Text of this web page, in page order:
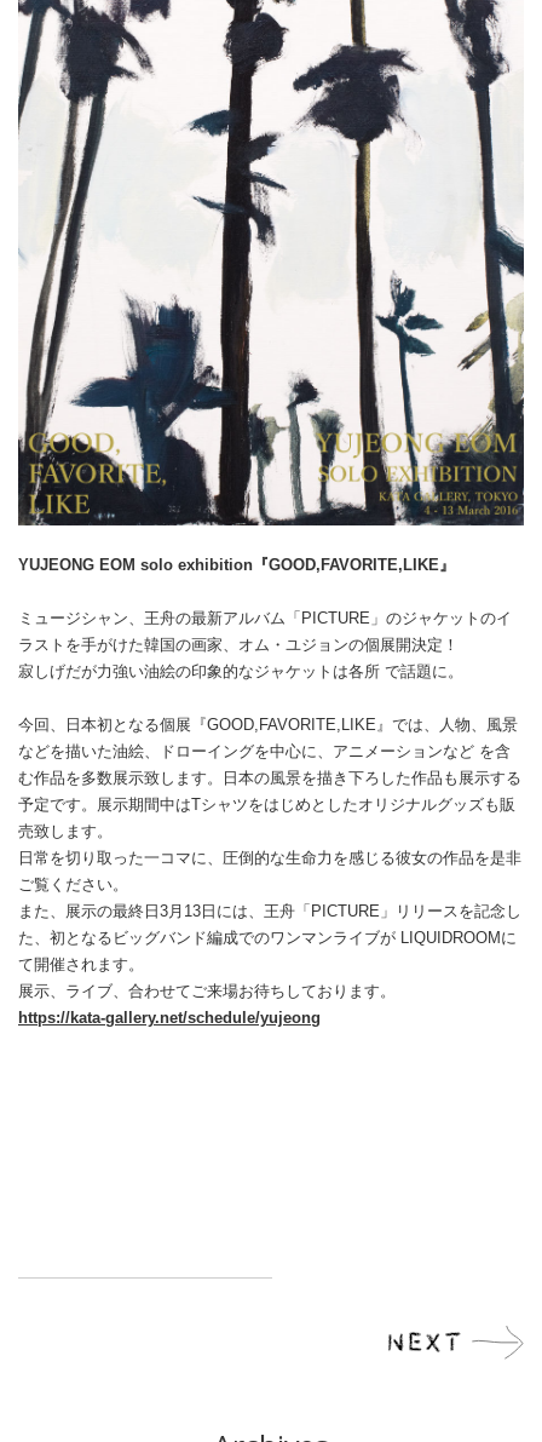
YUJEONG EOM solo exhibition『GOOD,FAVORITE,LIKE』
ミュージシャン、王舟の最新アルバム「PICTURE」のジャケットのイ
ラストを手がけた韓国の画家、オム・ユジョンの個展開決定！
寂しげだが力強い油絵の印象的なジャケットは各所 で話題に。
今回、日本初となる個展『GOOD,FAVORITE,LIKE』では、人物、風景
などを描いた油絵、ドローイングを中心に、アニメーションなど を含
む作品を多数展示致します。日本の風景を描き下ろした作品も展示する
予定です。展示期間中はTシャツをはじめとしたオリジナルグッズも販
売致します。
日常を切り取った一コマに、圧倒的な生命力を感じる彼女の作品を是非
ご覧ください。
また、展示の最終日3月13日には、王舟「PICTURE」リリースを記念し
た、初となるビッグバンド編成でのワンマンライブが LIQUIDROOMに
て開催されます。
展示、ライブ、合わせてご来場お待ちしております。
https://kata-gallery.net/schedule/yujeong